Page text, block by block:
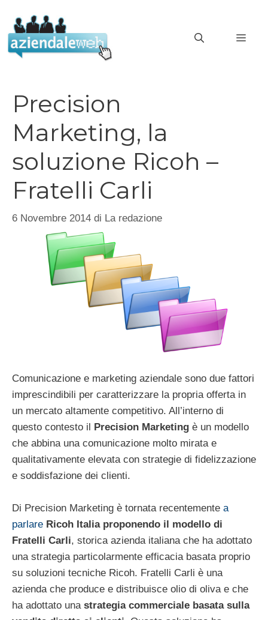
contenuto
Precision
Marketing, la
soluzione Ricoh –
Fratelli Carli
6 Novembre 2014 di La redazione
Comunicazione e marketing aziendale sono due fattori
imprescindibili per caratterizzare la propria offerta in
un mercato altamente competitivo. All’interno di
questo contesto il Precision Marketing è un modello
che abbina una comunicazione molto mirata e
qualitativamente elevata con strategie di fidelizzazione
e soddisfazione dei clienti.
Di Precision Marketing è tornata recentemente a
parlare Ricoh Italia proponendo il modello di
Fratelli Carli, storica azienda italiana che ha adottato
una strategia particolarmente efficacia basata proprio
su soluzioni tecniche Ricoh. Fratelli Carli è una
azienda che produce e distribuisce olio di oliva e che
ha adottato una strategia commerciale basata sulla